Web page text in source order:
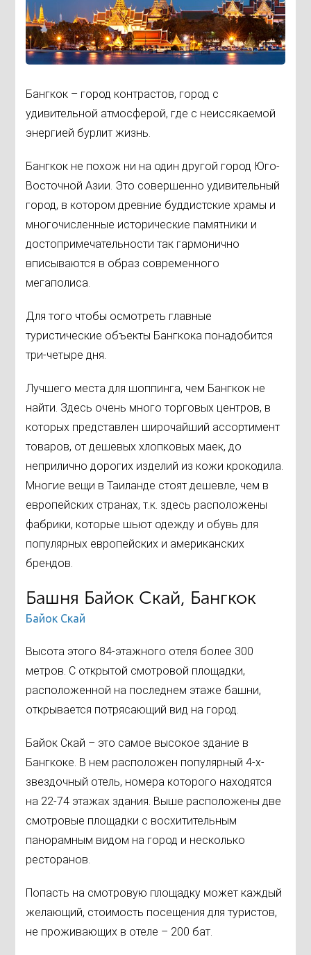
Бангкок – город контрастов, город с
удивительной атмосферой, где с неиссякаемой
энергией бурлит жизнь.
Бангкок не похож ни на один другой город Юго-
Восточной Азии. Это совершенно удивительный
город, в котором древние буддистские храмы и
многочисленные исторические памятники и
достопримечательности так гармонично
вписываются в образ современного
мегаполиса.
Для того чтобы осмотреть главные
туристические объекты Бангкока понадобится
три-четыре дня.
Лучшего места для шоппинга, чем Бангкок не
найти. Здесь очень много торговых центров, в
которых представлен широчайший ассортимент
товаров, от дешевых хлопковых маек, до
неприлично дорогих изделий из кожи крокодила.
Многие вещи в Таиланде стоят дешевле, чем в
европейских странах, т.к. здесь расположены
фабрики, которые шьют одежду и обувь для
популярных европейских и американских
брендов.
Башня Байок Скай, Бангкок
Байок Скай
Высота этого 84-этажного отеля более 300
метров. С открытой смотровой площадки,
расположенной на последнем этаже башни,
открывается потрясающий вид на город.
Байок Скай – это самое высокое здание в
Бангкоке. В нем расположен популярный 4-х-
звездочный отель, номера которого находятся
на 22-74 этажах здания. Выше расположены две
смотровые площадки с восхитительным
панорамным видом на город и несколько
ресторанов.
Попасть на смотровую площадку может каждый
желающий, стоимость посещения для туристов,
не проживающих в отеле – 200 бат.